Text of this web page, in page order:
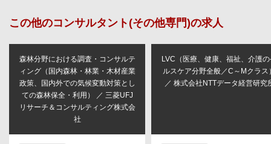
この他のコンサルタント(その他専門)の求人
森林分野における調査・コンサルテ
ィング（国内森林・林業・木材産業
政策、国内外での気候変動対策とし
ての森林保全・利用） ／ 三菱UFJ
リサーチ＆コンサルティング株式会
社
LVC（医療、健康、福祉、介護
ルスケア分野全般／C～Mクラス
／ 株式会社NTTデータ経営研究